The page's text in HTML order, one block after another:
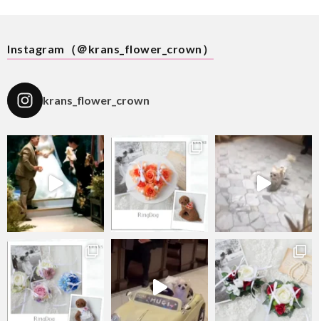
Instagram（＠krans_flower_crown）
krans_flower_crown